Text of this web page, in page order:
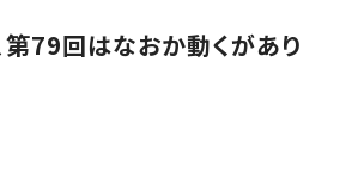
第79回はなおか動くがあり